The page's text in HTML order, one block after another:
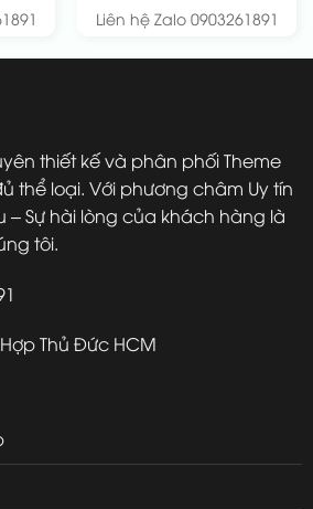
Liên hệ Zalo 0903261891
thiết kế và phân phối Theme
thể loại. Với phương châm Uy tín
– Sự hài lòng của khách hàng là
tôi.
Thủ Đức HCM